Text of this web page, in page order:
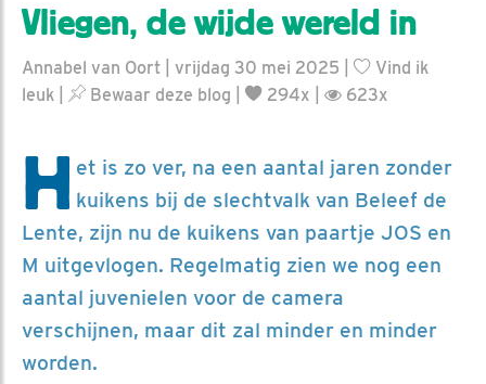
Vliegen, de wijde wereld in
Annabel van Oort | vrijdag 30 mei 2025 |
Vind ik
leuk
Bewaar deze blog 294x | 623x
H et is zo ver, na een aantal jaren zonder
kuikens bij de slechtvalk van Beleef de
Lente, zijn nu de kuikens van paartje JOS en
M uitgevlogen. Regelmatig zien we nog een
aantal juvenielen voor de camera
verschijnen, maar dit zal minder en minder
worden.